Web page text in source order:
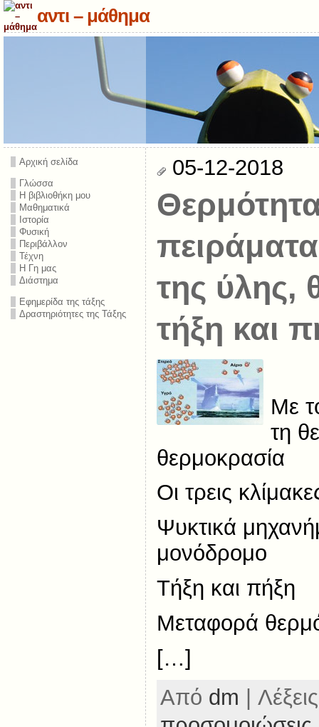
αντι – μάθημα
Αρχική σελίδα
Γλώσσα
Η βιβλιοθήκη μου
Μαθηματικά
Ιστορία
Φυσική
Περιβάλλον
Τέχνη
Η Γη μας
Διάστημα
Εφημερίδα της τάξης
Δραστηριότητες της Τάξης
05-12-2018
της ύλης,
τήξη και
Με
τη
θερμοκρασία
Οι τρεις
Ψυκτικά
μονόδρομο
Τήξη και πήξη
Μεταφορά
[…]
Από dm |